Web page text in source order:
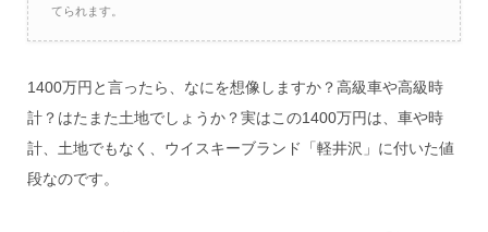
てられます。
1400万円と言ったら、なにを想像しますか？高級車や高級時
計？はたまた土地でしょうか？実はこの1400万円は、車や時
計、土地でもなく、ウイスキーブランド「軽井沢」に付いた値
段なのです。